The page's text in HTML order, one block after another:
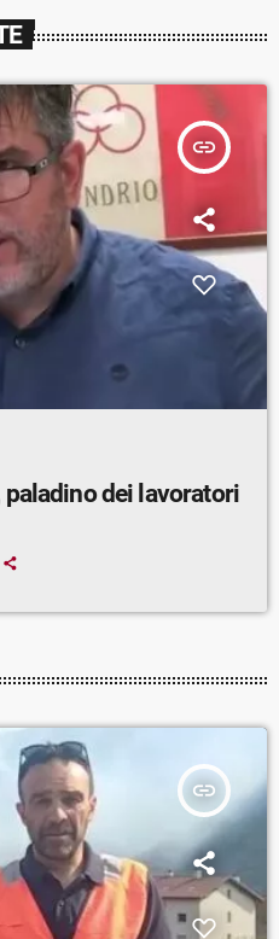
insert_link
dei lavoratori
insert_link